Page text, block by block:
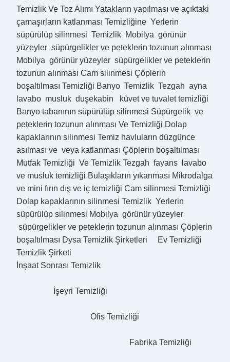
Temizlik Ve Toz Alımı Yatakların yapılması ve açıktaki
çamaşırların katlanması Temizliğine Yerlerin
süpürülüp silinmesi Temizlik Mobilya görünür
yüzeyler süpürgelikler ve peteklerin tozunun alınması
Mobilya görünür yüzeyler süpürgelikler ve peteklerin
tozunun alınması Cam silinmesi Çöplerin
boşaltılması Temizliği Banyo Temizlik Tezgah ayna
lavabo musluk duşekabin küvet ve tuvalet temizliği
Banyo tabanının süpürülüp silinmesi Süpürgelik ve
peteklerin tozunun alınması Ve Temizliği Dolap
kapaklarının silinmesi Temiz havluların düzgünce
asılması ve veya katlanması Çöplerin boşaltılması
Mutfak Temizliği Ve Temizlik Tezgah fayans lavabo
ve musluk temizliği Bulaşıkların yıkanması Mikrodalga
ve mini fırın dış ve iç temizliği Cam silinmesi Temizliği
Dolap kapaklarının silinmesi Temizlik Yerlerin
süpürülüp silinmesi Mobilya görünür yüzeyler
süpürgelikler ve peteklerin tozunun alınması Çöplerin
boşaltılması Dysa Temizlik Şirketleri Ev Temizliği
Temizlik Şirketi
İnşaat Sonrası Temizlik
İşeyri Temizliği
Ofis Temizliği
Fabrika Temizliği